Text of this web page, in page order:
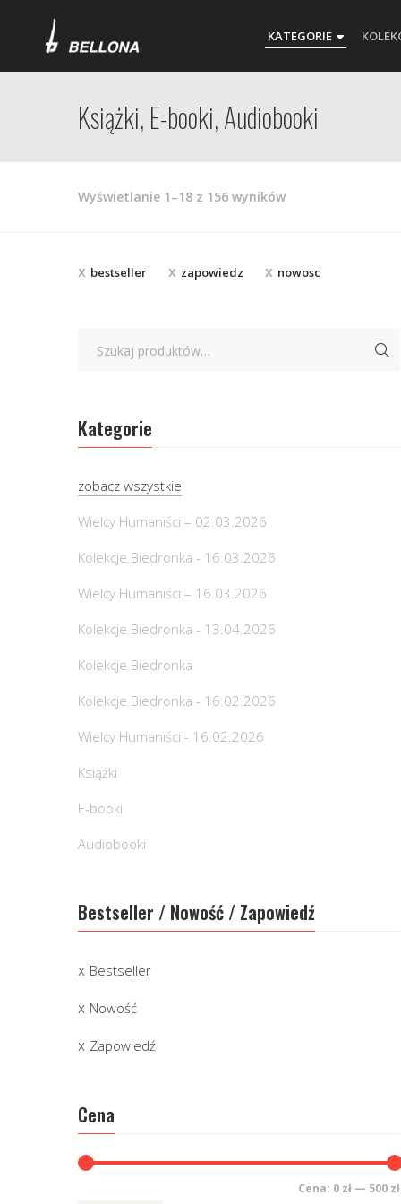
KATEGORIE
Książki, E-booki, Audiobooki
Wyświetlanie 1–18 z 156 wynikówPosortowane
bestseller zapowiedz nowosc
Kategorie
zobacz wszystkie
Wielcy Humaniści – 02.03.2026
Kolekcje Biedronka - 16.03.2026
Wielcy Humaniści – 16.03.2026
Kolekcje Biedronka - 13.04.2026
Kolekcje Biedronka
Kolekcje Biedronka - 16.02.2026
Wielcy Humaniści - 16.02.2026
Książki
E-booki
Audiobooki
Bestseller / Nowość / Zapowiedź
Bestseller
Nowość
Zapowiedź
Cena
Cena: 0 zł — 500 zł